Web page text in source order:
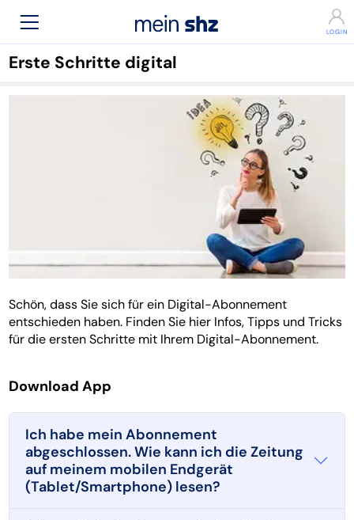
Erste Schritte digital
Schön, dass Sie sich für ein Digital-Abonnement
entschieden haben. Finden Sie hier Infos, Tipps und Tricks
für die ersten Schritte mit Ihrem Digital-Abonnement.
Download App
Ich habe mein Abonnement
abgeschlossen. Wie kann ich die Zeitung
auf meinem mobilen Endgerät
(Tablet/Smartphone) lesen?